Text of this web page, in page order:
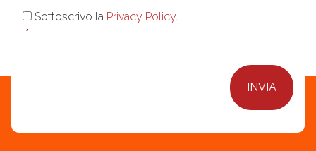
Consenso
Sottoscrivo la Privacy Policy.
*